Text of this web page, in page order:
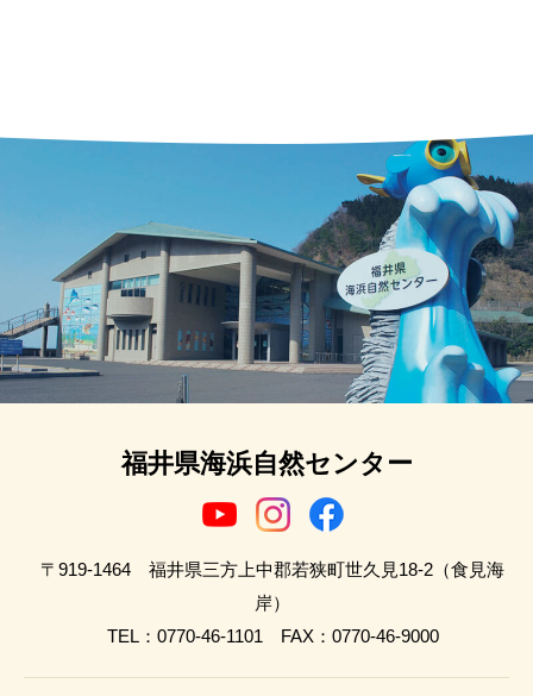
福井県海浜自然センター
〒919-1464 福井県三方上中郡若狭町世久見18-2（食見海
岸）
TEL：0770-46-1101 FAX：0770-46-9000